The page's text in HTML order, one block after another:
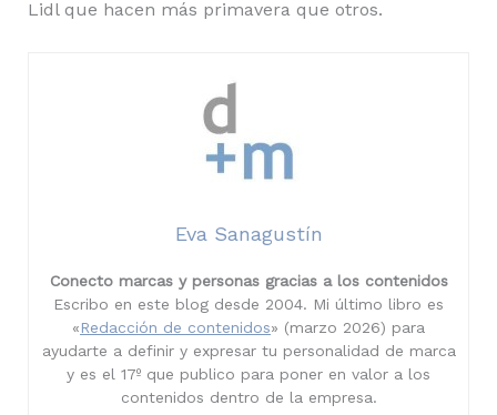
Lidl que hacen más primavera que otros.
Eva Sanagustín
Conecto marcas y personas gracias a los contenidos
Escribo en este blog desde 2004. Mi último libro es
«Redacción de contenidos» (marzo 2026) para
ayudarte a definir y expresar tu personalidad de marca
y es el 17º que publico para poner en valor a los
contenidos dentro de la empresa.